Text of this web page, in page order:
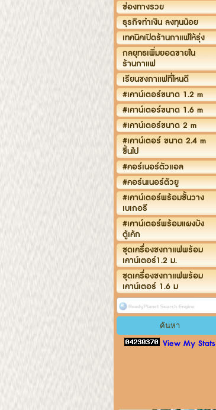
ช่องทางรวย
ธุรกิจทำเงิน ลงทุนน้อย
เทคนิคเปิดร้านกาแฟให้รุ่ง
กลยุทธเพิ่มยอดขายใน
ร้านกาแฟ
เรียนชงกาแฟที่ไหนดี
#เคาน์เตอร์ขนาด 1.2 m
#เคาน์เตอร์ขนาด 1.6 m
#เคาน์เตอร์ขนาด 2 m
#เคาน์เตอร์ ขนาด 2.4 m
ขึ้นไป
#คอร์เนอร์ตัวแอล
#คอร์นเนอร์ตัวยู
#เคาน์เตอร์พร้อมชั้นวาง
เบเกอรี
#เคาน์เตอร์พร้อมแผงบัง
ตู้เค้ก
ชุดเครื่องชงกาแฟพร้อม
เคาน์เตอร์1.2 ม.
ชุดเครื่องชงกาแฟพร้อม
เคาน์เตอร์ 1.6 ม
View My Stats